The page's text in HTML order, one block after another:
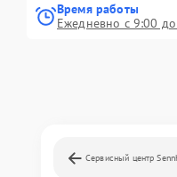
Время работы
Ежедневно с 9:00
Сервисный центр